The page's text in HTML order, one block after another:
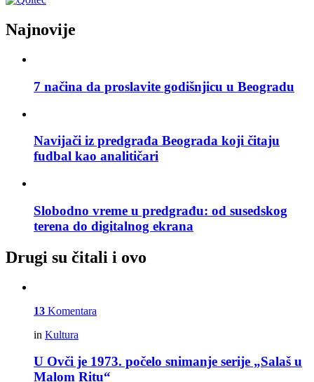
Najnovije
7 načina da proslavite godišnjicu u Beogradu
Navijači iz predgrađa Beograda koji čitaju
fudbal kao analitičari
Slobodno vreme u predgrađu: od susedskog
terena do digitalnog ekrana
Drugi su čitali i ovo
13 Komentara
in Kultura
U Ovči je 1973. počelo snimanje serije „Salaš u
Malom Ritu“